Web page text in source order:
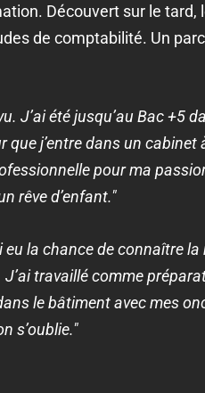
Découvert sur le
de comptabilité. Un
J’ai été jusqu’au Bac +5
j’entre dans un cabinet
pour ma
rêve d’enfant."
la chance de connaître
travaillé comme
le bâtiment avec mes
s’oublie."